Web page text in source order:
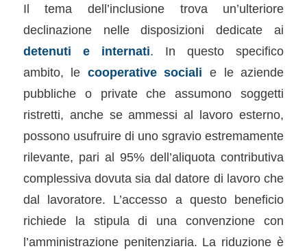
Il tema dell’inclusione trova un’ulteriore
declinazione nelle disposizioni dedicate ai
detenuti e internati. In questo specifico
ambito, le cooperative sociali e le aziende
pubbliche o private che assumono soggetti
ristretti, anche se ammessi al lavoro esterno,
possono usufruire di uno sgravio estremamente
rilevante, pari al 95% dell’aliquota contributiva
complessiva dovuta sia dal datore di lavoro che
dal lavoratore. L’accesso a questo beneficio
richiede la stipula di una convenzione con
l’amministrazione penitenziaria. La riduzione è